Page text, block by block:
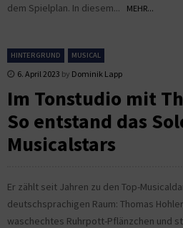
dem Spielplan. In diesem...
MEHR...
HINTERGRUND MUSICAL
6. April 2023 by Dominik Lapp
Im Tonstudio mit
So entstand das
Musicalstars
Er zählt seit Jahren zu den Top-
deutschsprachigen Raum: Thomas
waschechtes Ruhrpott-Pflänzchen und